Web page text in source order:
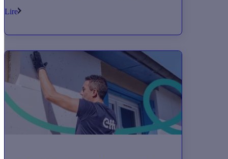
transformation numérique des TPE/PME
gratuitement plus de 1 500 entreprises
d’ici fin 2022.
Lire